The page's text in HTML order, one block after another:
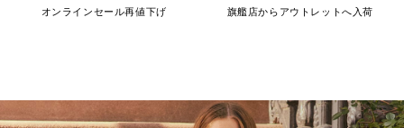
オンラインセール再値下げ 旗艦店からアウトレットへ入荷